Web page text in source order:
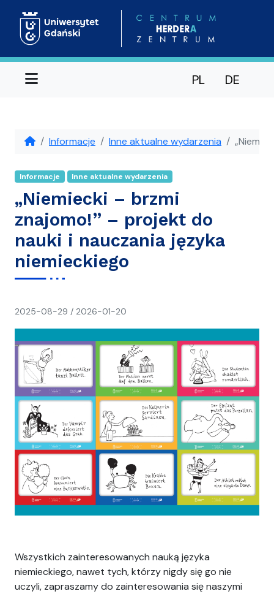
Menu PL DE
Informacje Inne aktualne wydarzenia
Informacje Inne aktualne wydarzenia
„Niemiecki – brzmi
znajomo!” – projekt do
nauki i nauczania języka
niemieckiego
2025-08-29 / 2026-01-20
Wszystkich zainteresowanych nauką języka
niemieckiego, nawet tych, którzy nigdy się go nie
uczyli, zapraszamy do zainteresowania się naszymi